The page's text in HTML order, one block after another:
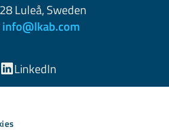
Luleå, Sweden
info@lkab.com
LinkedIn